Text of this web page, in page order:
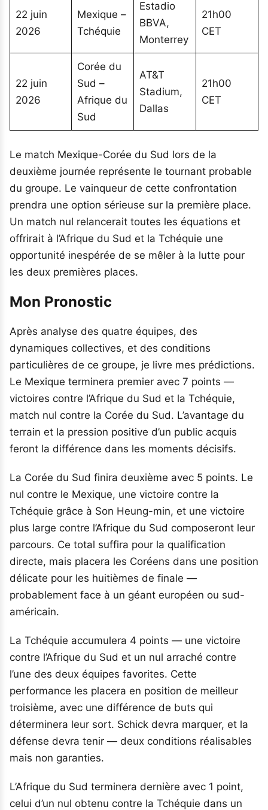
22 juin
2026
Mexique –
Tchéquie
Estadio
BBVA,
Monterrey
21h00
CET
22 juin
2026
Corée du
Sud –
Afrique du
Sud
AT&T
Stadium,
Dallas
21h00
CET
Le match Mexique-Corée du Sud lors de la
deuxième journée représente le tournant probable
du groupe. Le vainqueur de cette confrontation
prendra une option sérieuse sur la première place.
Un match nul relancerait toutes les équations et
offrirait à l’Afrique du Sud et la Tchéquie une
opportunité inespérée de se mêler à la lutte pour
les deux premières places.
Mon Pronostic
Après analyse des quatre équipes, des
dynamiques collectives, et des conditions
particulières de ce groupe, je livre mes prédictions.
Le Mexique terminera premier avec 7 points —
victoires contre l’Afrique du Sud et la Tchéquie,
match nul contre la Corée du Sud. L’avantage du
terrain et la pression positive d’un public acquis
feront la différence dans les moments décisifs.
La Corée du Sud finira deuxième avec 5 points. Le
nul contre le Mexique, une victoire contre la
Tchéquie grâce à Son Heung-min, et une victoire
plus large contre l’Afrique du Sud composeront leur
parcours. Ce total suffira pour la qualification
directe, mais placera les Coréens dans une position
délicate pour les huitièmes de finale —
probablement face à un géant européen ou sud-
américain.
La Tchéquie accumulera 4 points — une victoire
contre l’Afrique du Sud et un nul arraché contre
l’une des deux équipes favorites. Cette
performance les placera en position de meilleur
troisième, avec une différence de buts qui
déterminera leur sort. Schick devra marquer, et la
défense devra tenir — deux conditions réalisables
mais non garanties.
L’Afrique du Sud terminera dernière avec 1 point,
celui d’un nul obtenu contre la Tchéquie dans un